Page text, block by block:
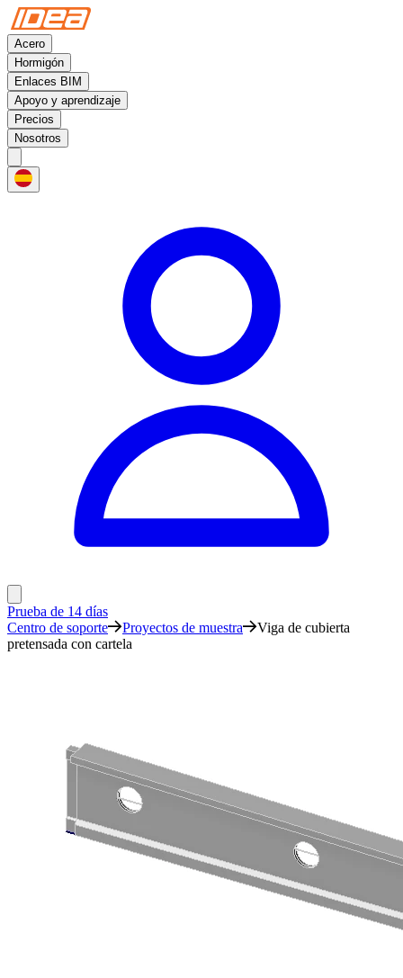
Acero
Hormigón
Enlaces BIM
Apoyo y aprendizaje
Precios
Nosotros
Prueba de 14 días
Centro de soporte
Proyectos de muestra
Viga de cubierta
pretensada con cartela